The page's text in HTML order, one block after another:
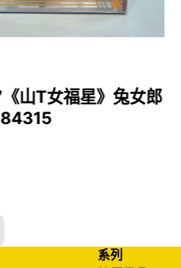
山T女福星》兔女郎
系列